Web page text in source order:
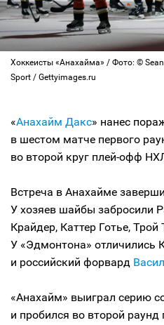
Хоккеисты «Анахайма» / Фото: ©
Sport / Gettyimages.ru
«Анахайм Дакс» нанес
в шестом матче первого
во второй круг плей-офф
Встреча в Анахайме
У хозяев шайбы забросили
Крайдер, Каттер Готье,
У «Эдмонтона» отличились
и российский форвард
«Анахайм» выиграл серию
и пробился во второй